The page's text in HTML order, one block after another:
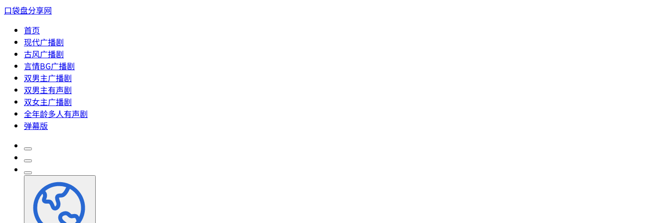
口袋盘分享网
首页
现代广播剧
古风广播剧
言情BG广播剧
双男主广播剧
双男主有声剧
双女主广播剧
全年龄多人有声剧
弹幕版